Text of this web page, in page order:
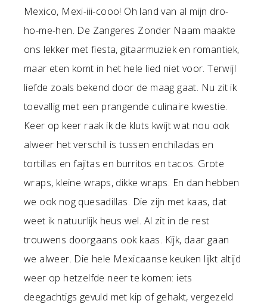
Mexico, Mexi-iii-cooo! Oh land van al mijn dro-
ho-me-hen. De Zangeres Zonder Naam maakte
ons lekker met fiesta, gitaarmuziek en romantiek,
maar eten komt in het hele lied niet voor. Terwijl
liefde zoals bekend door de maag gaat. Nu zit ik
toevallig met een prangende culinaire kwestie.
Keer op keer raak ik de kluts kwijt wat nou ook
alweer het verschil is tussen enchiladas en
tortillas en fajitas en burritos en tacos. Grote
wraps, kleine wraps, dikke wraps. En dan hebben
we ook nog quesadillas. Die zijn met kaas, dat
weet ik natuurlijk heus wel. Al zit in de rest
trouwens doorgaans ook kaas. Kijk, daar gaan
we alweer. Die hele Mexicaanse keuken lijkt altijd
weer op hetzelfde neer te komen: iets
deegachtigs gevuld met kip of gehakt, vergezeld